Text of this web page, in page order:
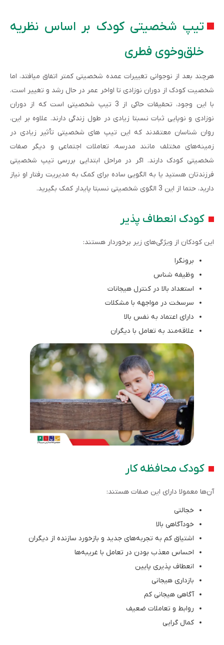
تیپ شخصیتی کودک بر اساس نظریه
خلق­‌وخوی فطری
هرچند بعد از نوجوانی تغییرات عمده شخصیتی کمتر اتفاق میافتد، اما
شخصیت کودک از دوران نوزادی تا اواخر عمر در حال رشد و تغییر است.
با این وجود، تحقیقات حاکی از 3 تیپ شخصیتی است که از دوران
نوزادی و نوپایی ثبات نسبتا زیادی در طول زندگی دارند. علاوه بر این،
روان شناسان معتقدند که این تیپ های شخصیتی تأثیر زیادی در
زمینه‌های مختلف مانند مدرسه، تعاملات اجتماعی و دیگر صفات
شخصیتی کودک دارند. اگر در مراحل ابتدایی بررسی تیپ شخصیتی
فرزندتان هستید یا به الگویی ساده برای کمک به مدیریت رفتار او نیاز
دارید، حتما از این 3 الگوی شخصیتی نسبتا پایدار کمک بگیرید.
کودک انعطاف پذیر
این کودکان از ویژگی‌های زیر برخوردار هستند:
برونگرا
وظیفه شناس
استعداد بالا در کنترل هیجانات
سرسخت در مواجهه با مشکلات
دارای اعتماد به نفس بالا
علاقه‌مند به تعامل با دیگران
کودک محافظه کار
آن‌ها معمولا دارای این صفات هستند:
خجالتی
خودآگاهی بالا
اشتیاق کم به تجربه‌های جدید و بازخورد سازنده از دیگران
احساس معذب بودن در تعامل با غریبه‌­ها
انعطاف پذیری پایین
بازداری هیجانی
آگاهی هیجانی کم
روابط و تعاملات ضعیف
کمال گرایی